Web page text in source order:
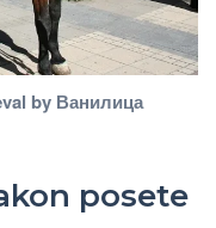
by Ванилица
posete